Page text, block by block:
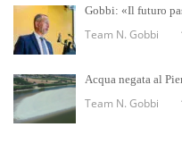
Gobbi: «Il futuro
Team N. Gobbi
Acqua negata al
Team N. Gobbi